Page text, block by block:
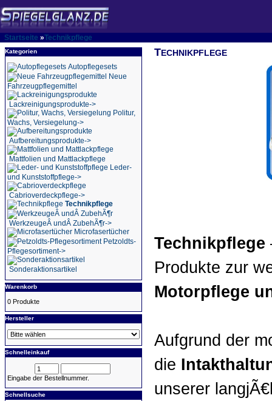
Startseite »Technikpflege
Kategorien
Autopflegesets
Neue
Fahrzeugpflegemittel
Lackreinigungsprodukte->
Politur,
Wachs, Versiegelung->
Aufbereitungsprodukte->
Mattfolien und Mattlackpflege
Leder-
und Kunststoffpflege->
Cabrioverdeckpflege->
Technikpflege
WerkzeugeÂ undÂ ZubehÃ¶r->
Microfasertücher
Petzoldts-
Pflegesortiment->
Sonderaktionsartikel
Warenkorb
0 Produkte
Hersteller
Schnelleinkauf
Eingabe der Bestellnummer.
Schnellsuche
TECHNIKPFLEGE
Technikpflege
Produkte zur
Motorpflege
Aufgrund der
die
unserer